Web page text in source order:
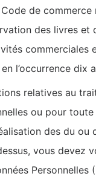
de commerce
des livres et
commerciales
l’occurrence dix
relatives au
ou pour
des du ou
vous devez
Personnelles